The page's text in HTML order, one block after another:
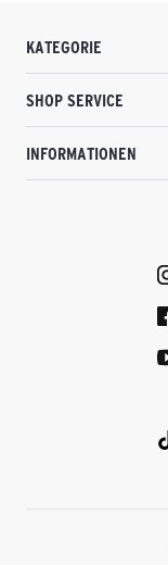
KATEGORIE
SHOP SERVICE
INFORMATIONEN